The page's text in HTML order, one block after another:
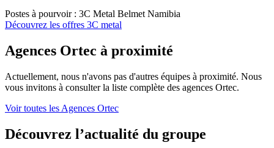
Postes à pourvoir : 3C Metal Belmet Namibia
Découvrez les offres 3C metal
Agences Ortec à proximité
Actuellement, nous n'avons pas d'autres équipes à proximité. Nous
vous invitons à consulter la liste complète des agences Ortec.
Voir toutes les Agences Ortec
Découvrez l’actualité du groupe